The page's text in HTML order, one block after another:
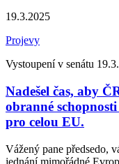
19.3.2025
Projevy
Vystoupení v senátu
Nadešel čas, aby
obranné
pro celou EU.
Vážený pane předsedo,
jednání mimořádné